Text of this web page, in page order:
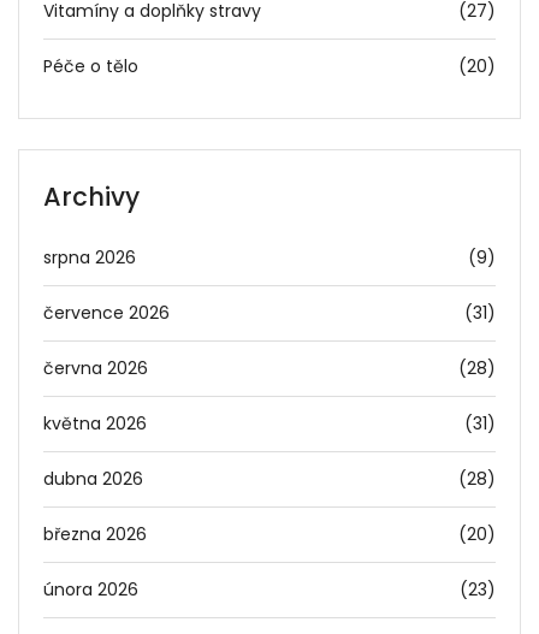
Vitamíny a doplňky stravy (27)
Péče o tělo (20)
Archivy
srpna 2026 (9)
července 2026 (31)
června 2026 (28)
května 2026 (31)
dubna 2026 (28)
března 2026 (20)
února 2026 (23)